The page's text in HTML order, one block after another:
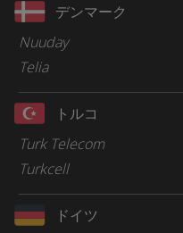
デンマーク
Nuuday
Telia
トルコ
Turk Telecom
Turkcell
ドイツ